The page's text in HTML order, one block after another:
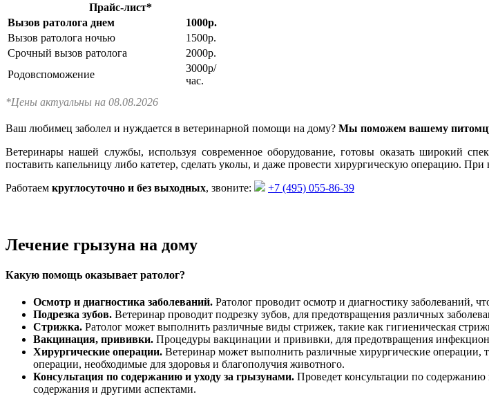
Прайс-лист*
Вызов ратолога днем
1000р.
Вызов ратолога ночью
1500р.
Срочный вызов ратолога
2000р.
Родовспоможение
3000р/
час.
*Цены актуальны на 08.08.2026
Ваш любимец заболел и нуждается в ветеринарной помощи на дому? Мы поможем вашему
Ветеринары нашей службы, используя современное оборудование, готовы оказать широкий
поставить капельницу либо катетер, сделать уколы, и даже провести хирургическую операцию.
Работаем круглосуточно и без выходных, звоните: +7 (495) 055-86-39
Лечение грызуна на дому
Какую помощь оказывает ратолог?
Осмотр и диагностика заболеваний. Ратолог проводит осмотр и диагностику заболеваний,
Подрезка зубов. Ветеринар проводит подрезку зубов, для предотвращения различных
Стрижка. Ратолог может выполнить различные виды стрижек, такие как гигиеническая
Вакцинация, прививки. Процедуры вакцинации и прививки, для предотвращения
Хирургические операции. Ветеринар может выполнить различные хирургические операции,
операции, необходимые для здоровья и благополучия животного.
Консультация по содержанию и уходу за грызунами. Проведет консультации по
содержания и другими аспектами.